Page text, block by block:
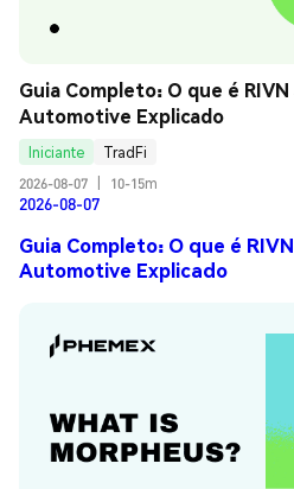
Guia Completo: O que é
Automotive Explicado
Iniciante
TradFi
2026-08-07
10-15m
2026-08-07
Guia Completo: O que é
Automotive Explicado